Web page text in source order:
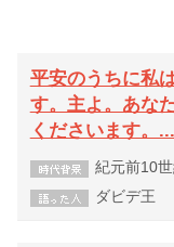
平安のうちに私
す。主よ。あな
くださいます。...
紀元前10
ダビデ王